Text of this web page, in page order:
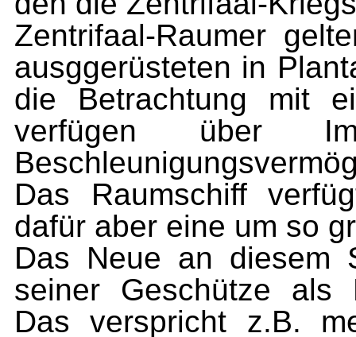
Zentrifaal-Raumer
ausggerüsteten in
die Betrachtung mit
verfügen über
Das Raumschiff
dafür aber eine um so
Das Neue an diesem
seiner Geschütze als
Das verspricht z.B.